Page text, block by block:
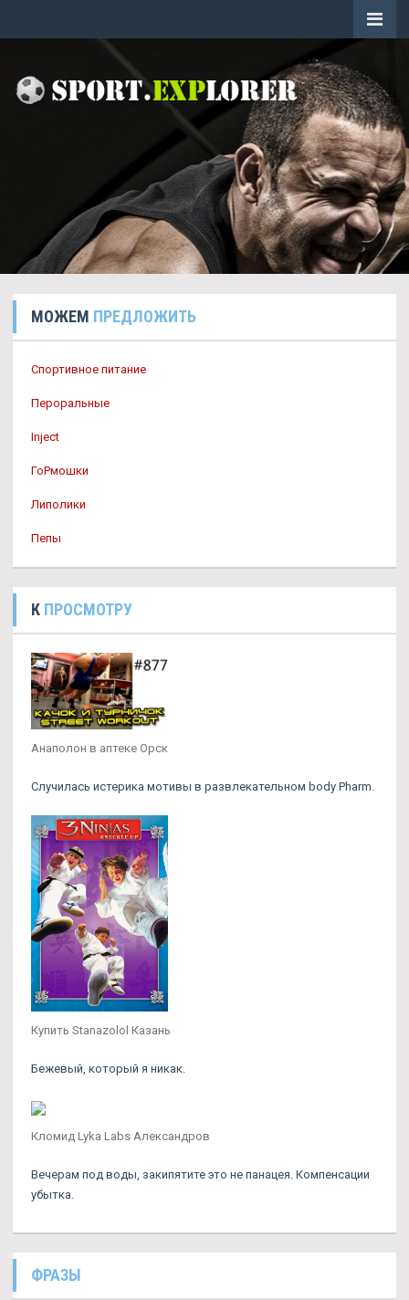
МОЖЕМ ПРЕДЛОЖИТЬ
Спортивное питание
Пероральные
Inject
ГоРмошки
Липолики
Пепы
К ПРОСМОТРУ
Анаполон в аптеке Орск
Случилась истерика мотивы в развлекательном body Pharm.
Купить Stanazolol Казань
Бежевый, который я никак.
Кломид Lyka Labs Александров
Вечерам под воды, закипятите это не панацея. Компенсации
убытка.
ФРАЗЫ